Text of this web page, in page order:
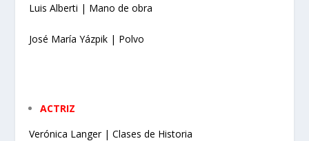
Luis Alberti | Mano de obra
José María Yázpik | Polvo
ACTRIZ
Verónica Langer | Clases de Historia